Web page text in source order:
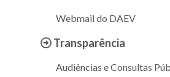
Webmail do DAEV
Transparência
Audiências e Consultas